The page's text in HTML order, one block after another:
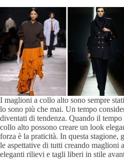
I maglioni a collo alto sono sempre
lo sono più che mai. Un tempo
diventati di tendenza. Quando il
collo alto possono creare un look
forza è la praticità. In questa stagione,
le aspettative di tutti creando maglioni
eleganti rilievi e tagli liberi in stile